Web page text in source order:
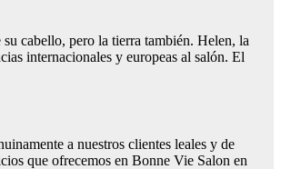
cabello, pero la tierra también. Helen, la
internacionales y europeas al salón. El
a nuestros clientes leales y de
que ofrecemos en Bonne Vie Salon en